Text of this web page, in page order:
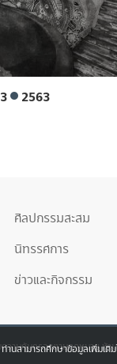
2563
ศิลปกรรมสะสม
นิทรรศการ
ข่าวและกิจกรรม
มคุ้มครองตามกฎหมาย ห้
านสามารถศึกษาข้อมูลเพิ่มเติ